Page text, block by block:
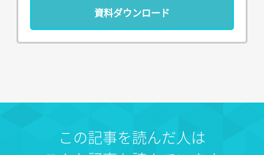
資料ダウンロード
この記事を読んだ人は